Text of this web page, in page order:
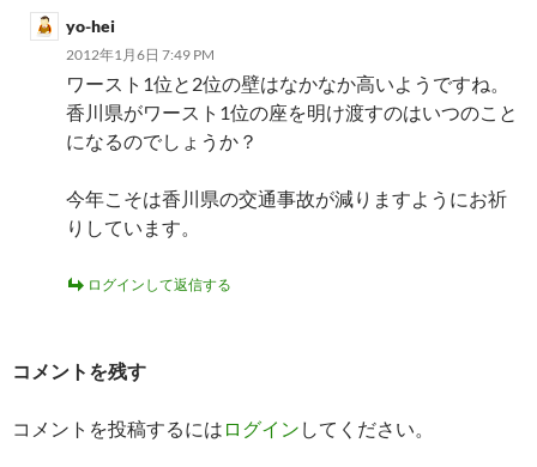
yo-hei
2012年1月6日 7:49 PM
ワースト1位と2位の壁はなかなか高いようですね。
香川県がワースト1位の座を明け渡すのはいつのこと
になるのでしょうか？
今年こそは香川県の交通事故が減りますようにお祈
りしています。
ログインして返信する
コメントを残す
コメントを投稿するには ログイン してください。